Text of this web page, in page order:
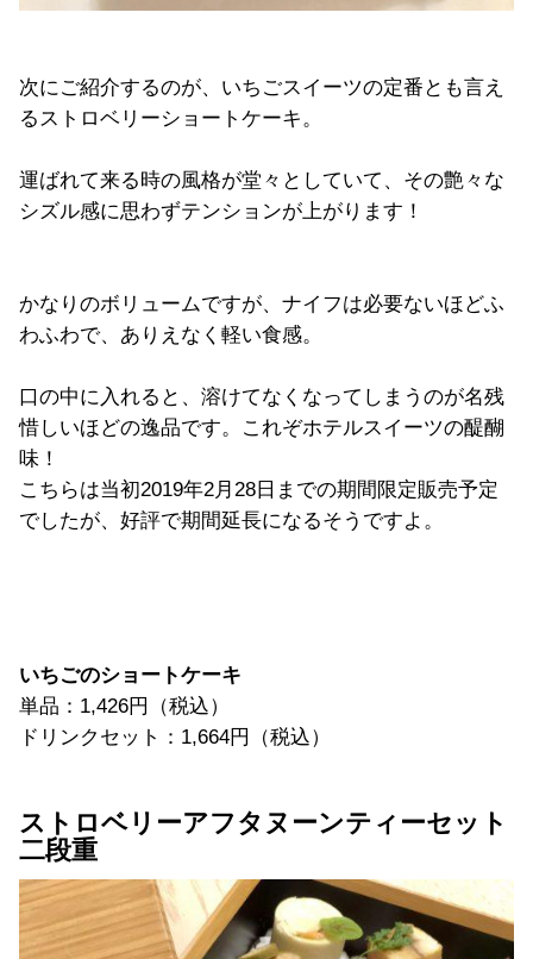
次にご紹介するのが、いちごスイーツの定番とも言え
るストロベリーショートケーキ。
運ばれて来る時の風格が堂々としていて、その艶々な
シズル感に思わずテンションが上がります！
かなりのボリュームですが、ナイフは必要ないほどふ
わふわで、ありえなく軽い食感。
口の中に入れると、溶けてなくなってしまうのが名残
惜しいほどの逸品です。これぞホテルスイーツの醍醐
味！
こちらは当初2019年2月28日までの期間限定販売予定
でしたが、好評で期間延長になるそうですよ。
いちごのショートケーキ
単品：1,426円（税込）
ドリンクセット：1,664円（税込）
ストロベリーアフタヌーンティーセット
二段重